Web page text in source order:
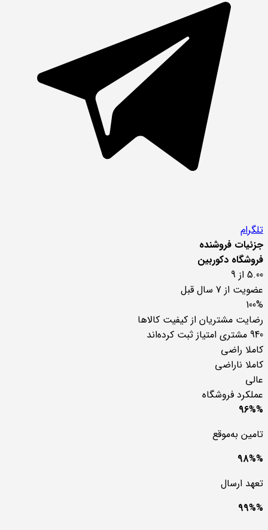
تلگرام
جزئیات فروشنده
فروشگاه دکوربین
5.00 از 9
عضویت از 7 سال قبل
100%
رضایت مشتریان از کیفیت کالاها
940 مشتری امتیاز ثبت کرده‌اند
کاملا راضی
کاملا ناراضی
عالی
عملکرد فروشگاه
96%%
تامین به‌موقع
98%%
تعهد ارسال
99%%